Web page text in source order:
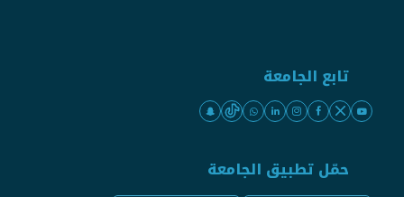
تابع الجامعة
حمّل تطبيق الجامعة